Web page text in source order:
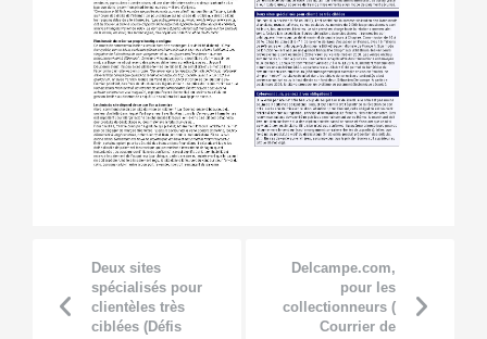
Deux sites
spécialisés pour
clientèles très
ciblées (Défis
Delcampe.com,
pour les
collectionneurs (
Courrier de